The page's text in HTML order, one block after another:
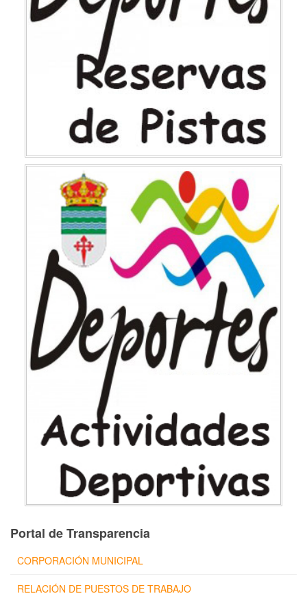
Portal de Transparencia
CORPORACIÓN MUNICIPAL
RELACIÓN DE PUESTOS DE TRABAJO